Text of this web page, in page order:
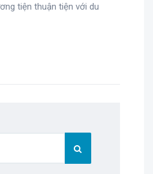
tiện thuận tiện với du